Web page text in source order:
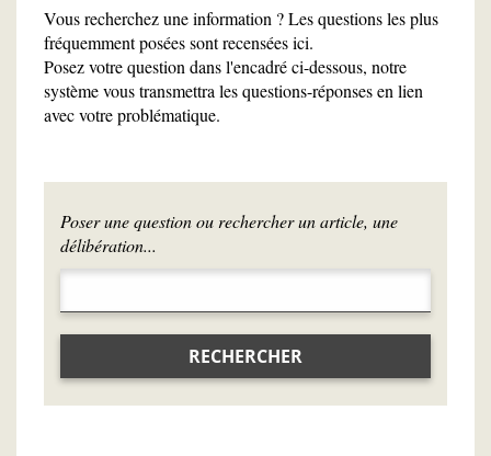
Vous recherchez une information ? Les questions les plus
fréquemment posées sont recensées ici.
Posez votre question dans l'encadré ci-dessous, notre
système vous transmettra les questions-réponses en lien
avec votre problématique.
Poser une question ou rechercher un article, une
délibération...
RECHERCHER